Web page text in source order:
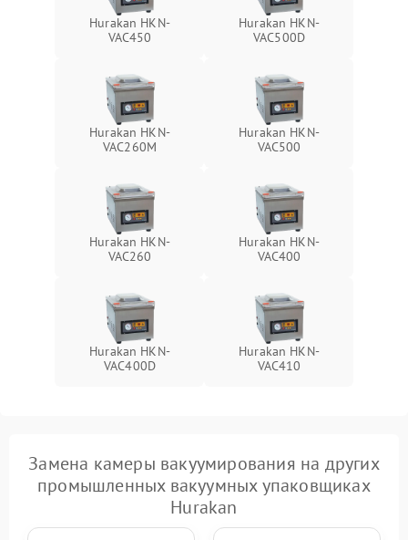
Hurakan HKN-
VAC450
Hurakan HKN-
VAC500D
Hurakan HKN-
VAC260M
Hurakan HKN-
VAC500
Hurakan HKN-
VAC260
Hurakan HKN-
VAC400
Hurakan HKN-
VAC400D
Hurakan HKN-
VAC410
Замена камеры вакуумирования на других
промышленных вакуумных упаковщиках
Hurakan